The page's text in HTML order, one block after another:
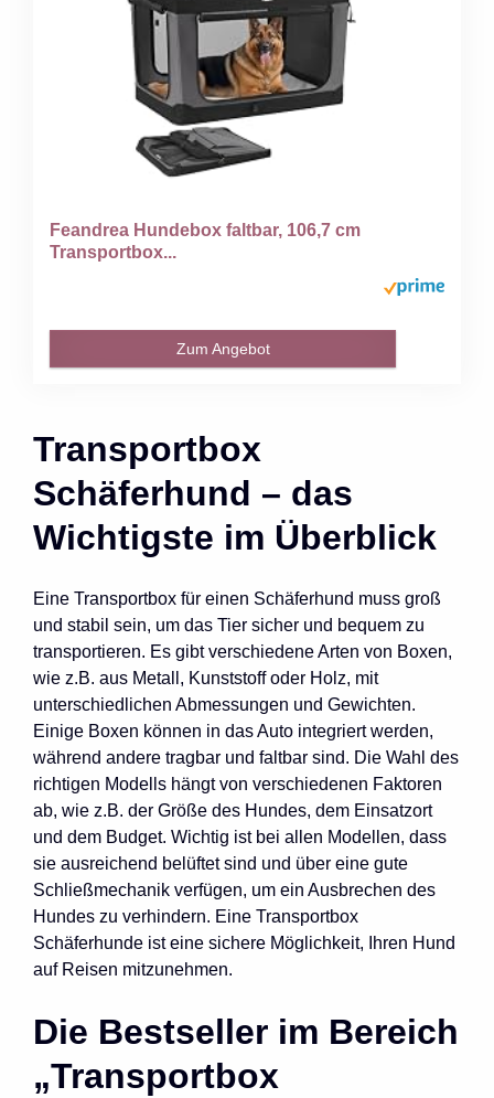
Feandrea Hundebox faltbar, 106,7 cm
Transportbox...
Zum Angebot
Transportbox
Schäferhund – das
Wichtigste im Überblick
Eine Transportbox für einen Schäferhund muss groß
und stabil sein, um das Tier sicher und bequem zu
transportieren. Es gibt verschiedene Arten von Boxen,
wie z.B. aus Metall, Kunststoff oder Holz, mit
unterschiedlichen Abmessungen und Gewichten.
Einige Boxen können in das Auto integriert werden,
während andere tragbar und faltbar sind. Die Wahl des
richtigen Modells hängt von verschiedenen Faktoren
ab, wie z.B. der Größe des Hundes, dem Einsatzort
und dem Budget. Wichtig ist bei allen Modellen, dass
sie ausreichend belüftet sind und über eine gute
Schließmechanik verfügen, um ein Ausbrechen des
Hundes zu verhindern. Eine Transportbox
Schäferhunde ist eine sichere Möglichkeit, Ihren Hund
auf Reisen mitzunehmen.
Die Bestseller im Bereich
„Transportbox